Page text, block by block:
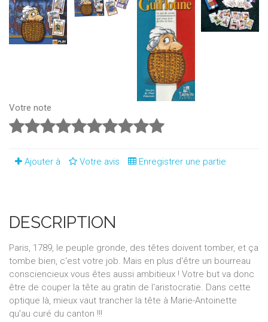
Votre note
Ajouter à Votre avis Enregistrer une partie
DESCRIPTION
Paris, 1789, le peuple gronde, des têtes doivent tomber, et ça
tombe bien, c'est votre job. Mais en plus d'être un bourreau
consciencieux vous êtes aussi ambitieux ! Votre but va donc
être de couper la tête au gratin de l'aristocratie. Dans cette
optique là, mieux vaut trancher la tête à Marie-Antoinette
qu'au curé du canton !!!